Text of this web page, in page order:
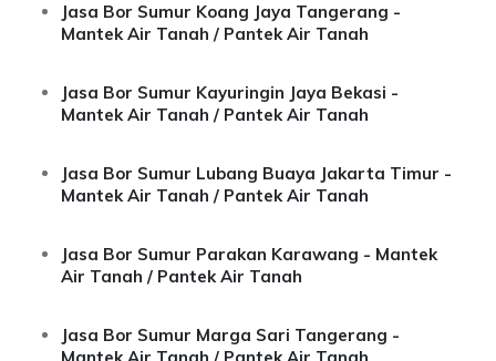
Jasa Bor Sumur Koang Jaya Tangerang -
Mantek Air Tanah / Pantek Air Tanah
Jasa Bor Sumur Kayuringin Jaya Bekasi -
Mantek Air Tanah / Pantek Air Tanah
Jasa Bor Sumur Lubang Buaya Jakarta Timur -
Mantek Air Tanah / Pantek Air Tanah
Jasa Bor Sumur Parakan Karawang - Mantek
Air Tanah / Pantek Air Tanah
Jasa Bor Sumur Marga Sari Tangerang -